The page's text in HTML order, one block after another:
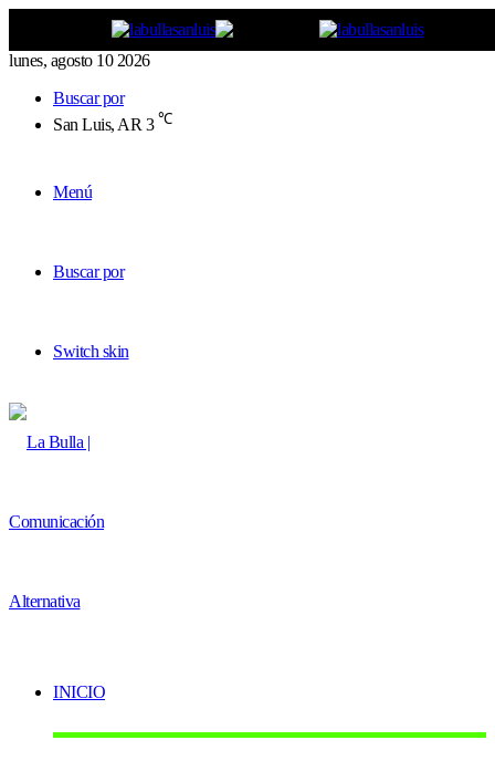
lunes, agosto 10 2026
Buscar por
San Luis, AR 3 ℃
Menú
Buscar por
Switch skin
INICIO